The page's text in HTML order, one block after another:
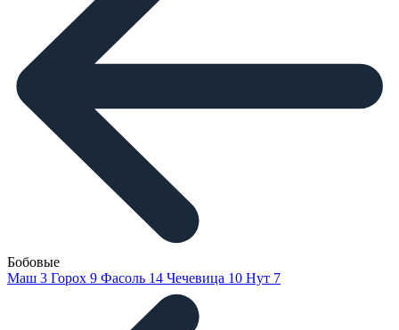
Бобовые
Маш 3 Горох 9 Фасоль 14 Чечевица 10 Нут 7